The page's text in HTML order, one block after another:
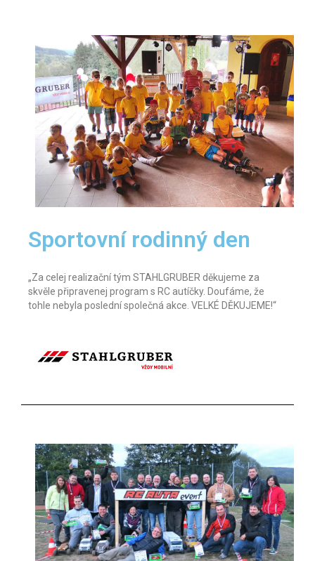
Sportovní rodinný den
„Za celej realizační tým STAHLGRUBER děkujeme za
skvěle připravenej program s RC autíčky. Doufáme, že
tohle nebyla poslední společná akce. VELKÉ DĚKUJEME!“